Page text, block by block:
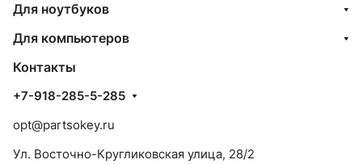
Для ноутбуков
Для компьютеров
Контакты
+7-918-285-5-285
opt@partsokey.ru
Ул. Восточно-Кругликовская улица, 28/2